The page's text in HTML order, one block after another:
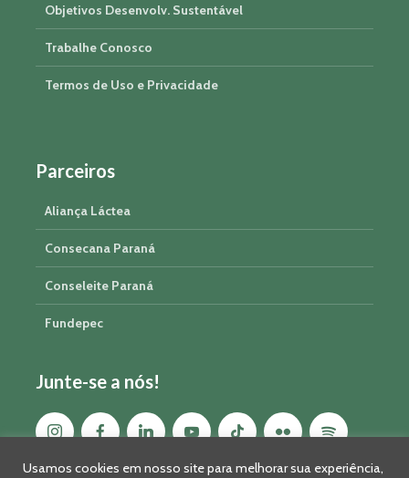
Objetivos Desenvolv. Sustentável
Trabalhe Conosco
Termos de Uso e Privacidade
Parceiros
Aliança Láctea
Consecana Paraná
Conseleite Paraná
Fundepec
Junte-se a nós!
Usamos cookies em nosso site para melhorar sua experiência,